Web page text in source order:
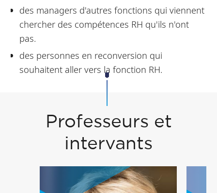
des managers d'autres fonctions qui viennent
chercher des compétences RH qu'ils n'ont
pas.
des personnes en reconversion qui
souhaitent aller vers la fonction RH.
Professeurs et
intervants